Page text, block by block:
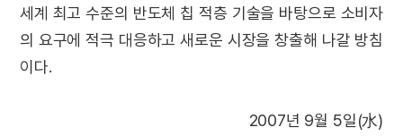
세계 최고 수준의 반도체 칩 적층 기술을 바탕으로 소비자
의 요구에 적극 대응하고 새로운 시장을 창출해 나갈 방침
이다.
2007년 9월 5일(水)